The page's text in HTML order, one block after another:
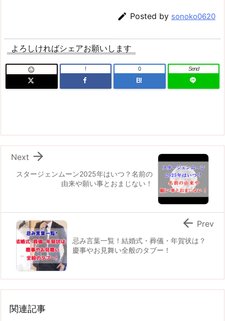
 Posted by sonoko0620
よろしければシェアお願いします
 !
B!
0 Send
スタージェンムーン2025年はいつ？名前の
由来や願い事とおまじない！

Next
忌み言葉一覧！結婚式・葬儀・年賀状は？
慶事やお見舞い全般のタブー！
 Prev
関連記事